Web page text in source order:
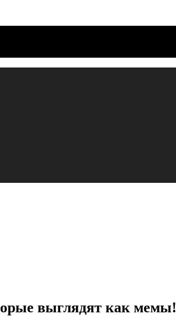
выглядят как мемы!